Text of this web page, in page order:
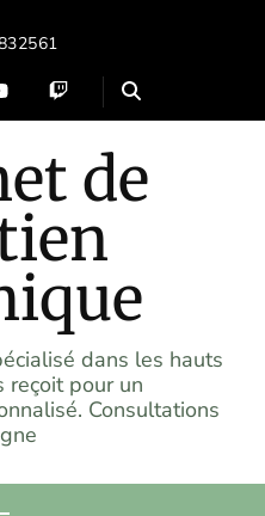
de
dans les hauts
reçoit pour un
Consultations